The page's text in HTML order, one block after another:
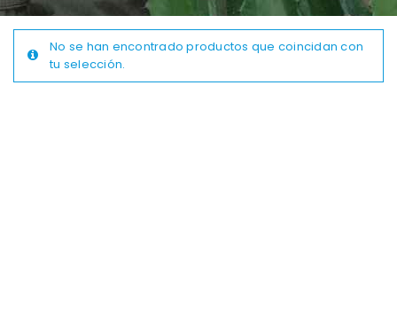
No se han encontrado productos que coincidan con
tu selección.